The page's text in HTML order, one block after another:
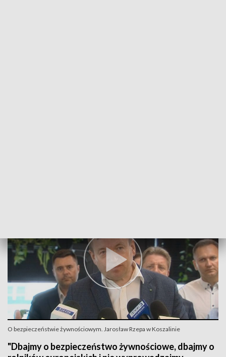
O bezpieczeństwie żywnościowym. Jarosław Rzepa w Koszalinie
"Dbajmy o bezpieczeństwo żywnościowe, dbajmy o